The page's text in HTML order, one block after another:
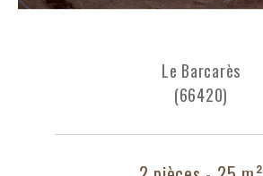
Le Barcarès
(66420)